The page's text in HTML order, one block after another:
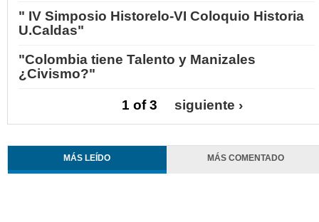
" IV Simposio Historelo-VI Coloquio Historia
U.Caldas"
"Colombia tiene Talento y Manizales
¿Civismo?"
1 of 3 siguiente ›
MÁS LEÍDO MÁS COMENTADO